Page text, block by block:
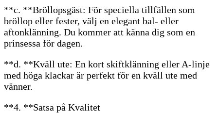
**c. **Bröllopsgäst: För speciella tillfällen som
bröllop eller fester, välj en elegant bal- eller
aftonklänning. Du kommer att känna dig som en
prinsessa för dagen.
**d. **Kväll ute: En kort skiftklänning eller A-linje
med höga klackar är perfekt för en kväll ute med
vänner.
**4. **Satsa på Kvalitet